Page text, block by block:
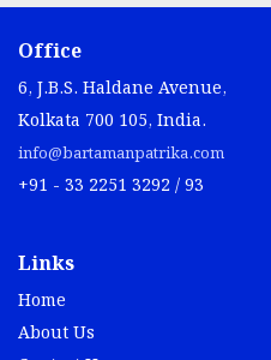
Office
6, J.B.S. Haldane Avenue,
Kolkata 700 105, India.
info@bartamanpatrika.com
+91 - 33 2251 3292 / 93
Links
Home
About Us